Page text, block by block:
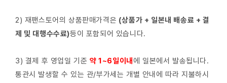
2) 재팬스토어의 상품판매가격은 (상품가 + 일본내 배송료 + 결
제 및 대행수수료)등이 포함되어 있습니다.
3) 결제 후 영업일 기준 약 1~6일이내 에 일본에서 발송됩니다.
통관시 발생할 수 있는 관/부가세는 개별 안내에 따라 지불하시